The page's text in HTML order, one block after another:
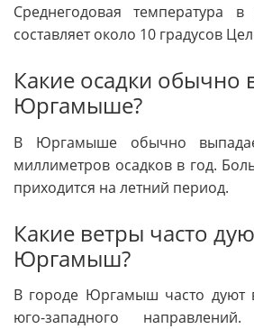
Среднегодовая температура
составляет около 10 градусов
Какие осадки обычно
Юргамыше?
В Юргамыше обычно
миллиметров осадков в год.
приходится на летний период.
Какие ветры часто
Юргамыш?
В городе Юргамыш часто дуют
юго-западного